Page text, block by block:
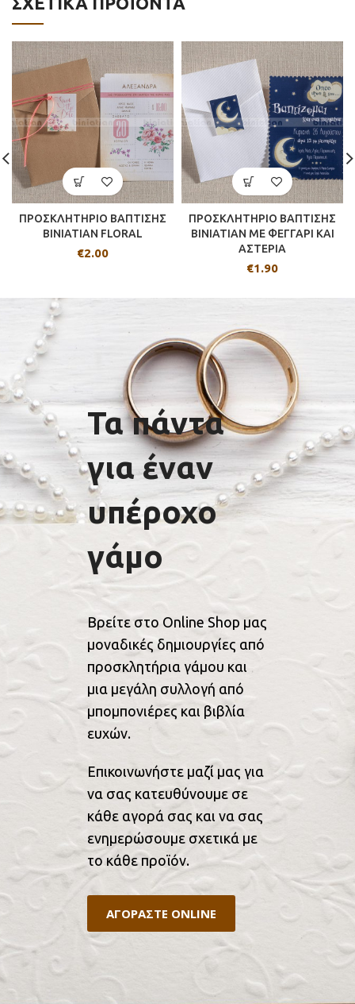
ΠΡΟΣΚΛΗΤΗΡΙΟ ΒΑΠΤΙΣΗΣ
BINIATIAN FLORAL
€2.00
ΠΡΟΣΚΛΗΤΗΡΙΟ ΒΑΠΤΙΣΗΣ
BINIATIAN ΜΕ ΦΕΓΓΑΡΙ ΚΑΙ
ΑΣΤΕΡΙΑ
€1.90
Τα πάντα
για έναν
υπέροχο
γάμο
Βρείτε στο Online Shop μας
μοναδικές δημιουργίες από
προσκλητήρια γάμου και
μια μεγάλη συλλογή από
μπομπονιέρες και βιβλία
ευχών.
Επικοινωνήστε μαζί μας για
να σας κατευθύνουμε σε
κάθε αγορά σας και να σας
ενημερώσουμε σχετικά με
το κάθε προϊόν.
ΑΓΟΡΑΣΤΕ ONLINE